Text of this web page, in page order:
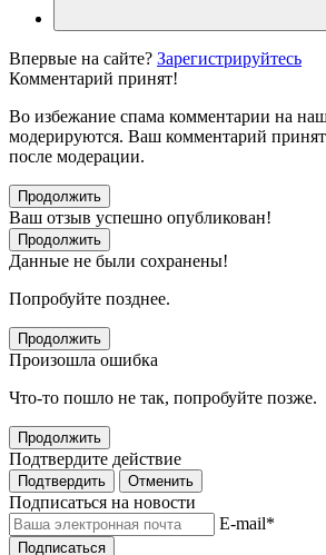
Впервые на сайте? Зарегистрируйтесь
Комментарий принят!
Во избежание спама комментарии на
модерируются. Ваш комментарий принят
после модерации.
Продолжить
Ваш отзыв успешно опубликован!
Продолжить
Данные не были сохранены!
Попробуйте позднее.
Продолжить
Произошла ошибка
Что-то пошло не так, попробуйте позже.
Продолжить
Подтвердите действие
Подтвердить Отменить
Подписаться на новости
E-mail*
Подписаться